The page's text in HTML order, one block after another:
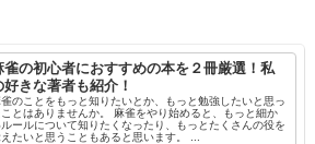
雀の初心者におすすめの本を２冊厳選！私
好きな著者も紹介！
雀のことをもっと知りたいとか、もっと勉強したいと思っ
とはありませんか。 麻雀をやり始めると、もっと細か
ールについて知りたくなったり、もっとたくさんの役を
たいと思うこともあると思います。 ...